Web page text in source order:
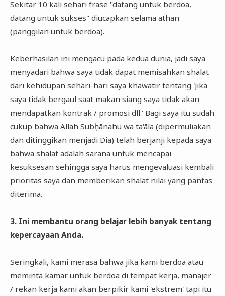
Sekitar 10 kali sehari frase "datang untuk berdoa,
datang untuk sukses" diucapkan selama athan
(panggilan untuk berdoa).
Keberhasilan ini mengacu pada kedua dunia, jadi saya
menyadari bahwa saya tidak dapat memisahkan shalat
dari kehidupan sehari-hari saya khawatir tentang 'jika
saya tidak bergaul saat makan siang saya tidak akan
mendapatkan kontrak / promosi dll.' Bagi saya itu sudah
cukup bahwa Allah Subḥānahu wa ta'āla (dipermuliakan
dan ditinggikan menjadi Dia) telah berjanji kepada saya
bahwa shalat adalah sarana untuk mencapai
kesuksesan sehingga saya harus mengevaluasi kembali
prioritas saya dan memberikan shalat nilai yang pantas
diterima.
3. Ini membantu orang belajar lebih banyak tentang
kepercayaan Anda.
Seringkali, kami merasa bahwa jika kami berdoa atau
meminta kamar untuk berdoa di tempat kerja, manajer
/ rekan kerja kami akan berpikir kami 'ekstrem' tapi itu